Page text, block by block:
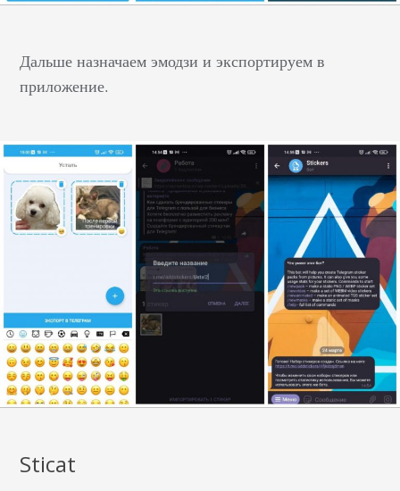
Дальше назначаем эмодзи и экспортируем в
приложение.
Sticat